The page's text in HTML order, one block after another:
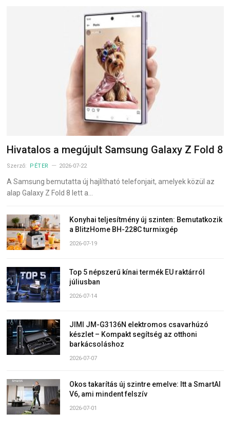
Hivatalos a megújult Samsung Galaxy Z Fold 8
Szerző: PÉTER 2026-07-22
A Samsung bemutatta új hajlítható telefonjait, amelyek közül az
alap Galaxy Z Fold 8 lett a…
Konyhai teljesítmény új szinten: Bemutatkozik
a BlitzHome BH-228C turmixgép
2026-07-19
Top 5 népszerű kínai termék EU raktárról
júliusban
2026-07-14
JIMI JM-G3136N elektromos csavarhúzó
készlet – Kompakt segítség az otthoni
barkácsoláshoz
2026-07-07
Okos takarítás új szintre emelve: Itt a SmartAI
V6, ami mindent felszív
2026-07-01